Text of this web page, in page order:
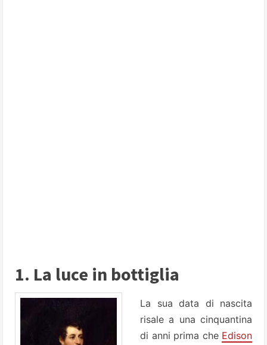
1. La luce in bottiglia
La sua data di nascita
risale a una cinquantina
di anni prima che Edison